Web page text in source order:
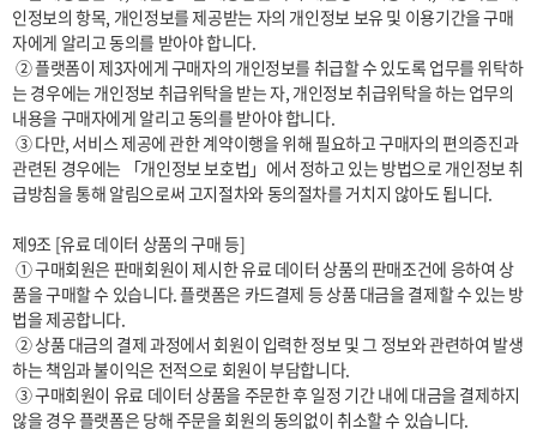
인정보의 항목, 개인정보를 제공받는 자의 개인정보 보유 및 이용기간을 구매
자에게 알리고 동의를 받아야 합니다.
는 경우에는 개인정보 취급위탁을 받는 자, 개인정보 취급위탁을 하는 업무의
내용을 구매자에게 알리고 동의를 받아야 합니다.
관련된 경우에는 「개인정보 보호법」에서 정하고 있는 방법으로 개인정보 취
급방침을 통해 알림으로써 고지절차와 동의절차를 거치지 않아도 됩니다.
제9조 [유료 데이터 상품의 구매 등]
품을 구매할 수 있습니다. 플랫폼은 카드결제 등 상품 대금을 결제할 수 있는 방
법을 제공합니다.
하는 책임과 불이익은 전적으로 회원이 부담합니다.
않을 경우 플랫폼은 당해 주문을 회원의 동의없이 취소할 수 있습니다.